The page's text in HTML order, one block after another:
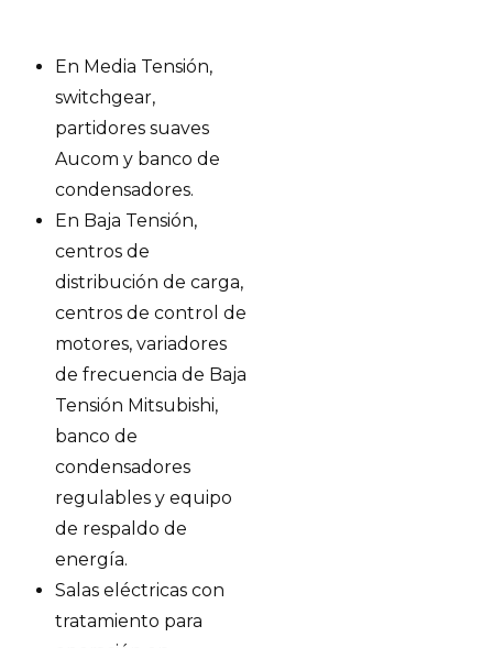
En Media Tensión,
switchgear,
partidores suaves
Aucom y banco de
condensadores.
En Baja Tensión,
centros de
distribución de carga,
centros de control de
motores, variadores
de frecuencia de Baja
Tensión Mitsubishi,
banco de
condensadores
regulables y equipo
de respaldo de
energía.
Salas eléctricas con
tratamiento para